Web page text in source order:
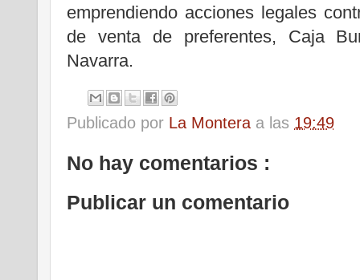
emprendiendo acciones legales
de venta de preferentes, Caja
Navarra.
Publicado por La Montera a las 19:49
No hay comentarios :
Publicar un comentario